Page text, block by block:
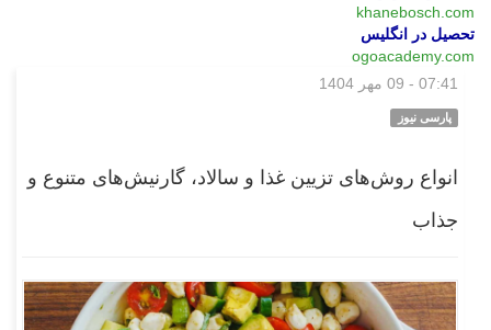
khanebosch.com
تحصیل در انگلیس
ogoacademy.com
07:41 - 09 مهر 1404
پارسی نیوز
انواع روش‌های تزیین غذا و سالاد، گارنیش‌های متنوع و
جذاب